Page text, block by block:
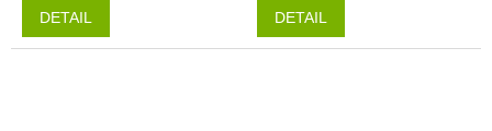
DETAIL DETAIL